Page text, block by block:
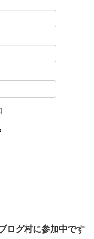
ログ村に参加中です